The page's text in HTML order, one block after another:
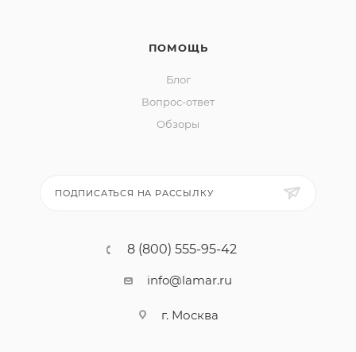
ПОМОЩЬ
Блог
Вопрос-ответ
Обзоры
ПОДПИСАТЬСЯ НА РАССЫЛКУ
8 (800) 555-95-42
info@lamar.ru
г. Москва